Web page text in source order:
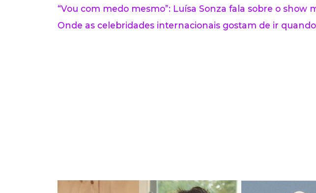
“Vou com medo mesmo”: Luísa Sonza fala sobre o show
Onde as celebridades internacionais gostam de ir